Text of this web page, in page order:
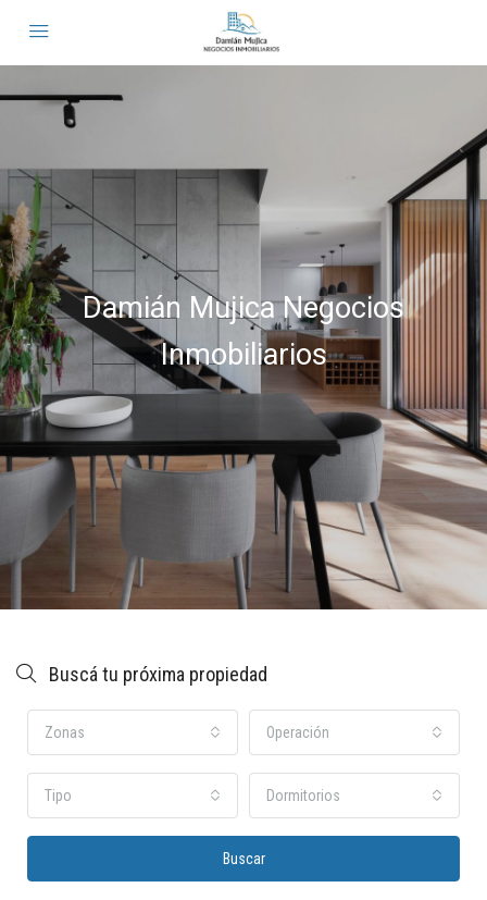
Damián Mujica Negocios
Inmobiliarios
Buscá tu próxima propiedad
Zonas Operación
Tipo Dormitorios
Buscar